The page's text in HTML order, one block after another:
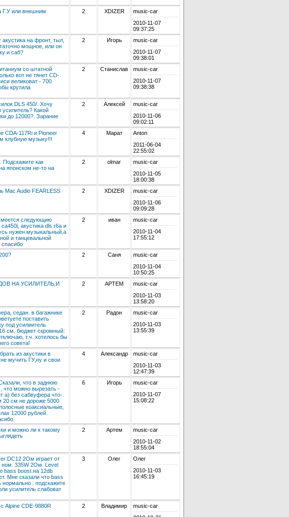
Г.У или внешним
2 XDIZER
music-car
2010-11-07
09:37:25
на фронт, тыл,
мощное, или он
и саб?
2 Игорь
music-car
2010-11-07
09:38:01
со штатной
вот не тянет CD-
великоват - 700
крутила
2 Станислав
music-car
2010-11-07
09:38:38
DLS 450/. Хочу
усилитель? Какой
до 12000?. Зарание
2 Алексей
music-car
2010-11-06
09:02:11
CDA-117Ri и Pioneer
клубную музыку!!!
4 Марат
Anton
2011-06-04
22:55:02
Подскажите как
японском не-то на
2 olmar
music-car
2010-11-05
18:00:38
Mac Audio FEARLESS
2 XDIZER
music-car
2010-11-06
09:09:28
следующию
акустика dls r6а и
нужен музыкальный,а
и танцевальной
спасибо
2 иван
music-car
2010-11-04
17:55:12
2 Саня
music-car
2010-11-04
10:50:25
НА УСИЛИТЕЛЬ,И
2 АРТЕМ
music-car
2010-11-03
13:58:20
седан. в багажнике
поставить
под усилиитель
см. бюджет скромный:
т.ч. хотелось бы
совета!
2 Радон
music-car
2010-11-03
13:55:39
из акустики в
мучить ГУ,ну и свои
4 Александр
music-car
2010-11-03
12:47:39
что в заднюю
что можно вырезать -
а) без сабвуфера что-
20 см не дороже 5000
коаксиальные,
12000 рублей.
6 Игорь
music-car
2010-11-07
15:08:22
и можно ли к такому
2 Артем
music-car
2010-11-02
18:55:04
DC12 2Ом играет от
ном. 335W 2Ом. Level
bass boost.на 12db
Мне сказали что bass
нормально . подскажите
усилитель слабоват
3 Олег
Олег
2010-11-03
16:45:19
Alpine CDE-9880R 2 Владимир
music-car